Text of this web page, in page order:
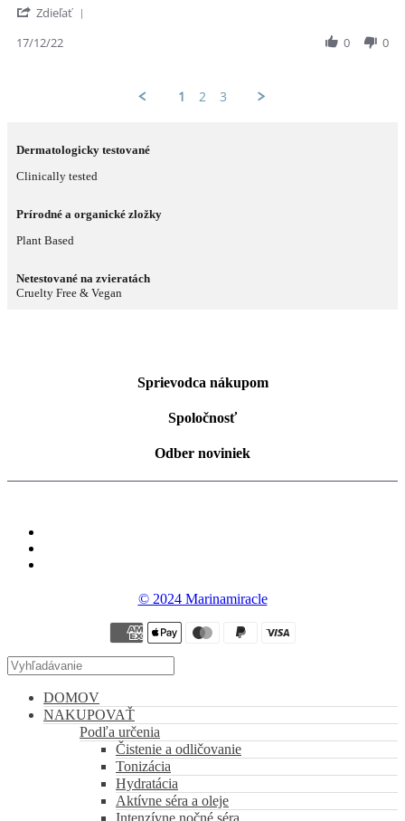
Daniela
on
Poklad
suchú
Zdieľať
2022
17/12/22 0 0
1 2 3
Dermatologicky testované
Clinically tested
Prírodné a organické zložky
Plant Based
Netestované na zvieratách
Cruelty Free & Vegan
Sprievodca nákupom
Spoločnosť
Odber noviniek
© 2024 Marinamiracle
DOMOV
NAKUPOVAŤ
Podľa určenia
Čistenie a odličovanie
Tonizácia
Hydratácia
Aktívne séra a oleje